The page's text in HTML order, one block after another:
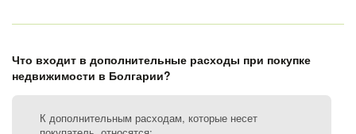
Что входит в дополнительные расходы при покупке
недвижимости в Болгарии?
К дополнительным расходам, которые несет